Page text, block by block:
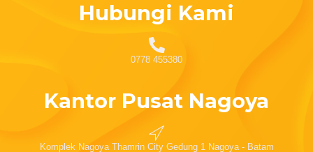
Hubungi Kami
0778 455380
Kantor Pusat Nagoya
Komplek Nagoya Thamrin City Gedung 1 Nagoya - Batam